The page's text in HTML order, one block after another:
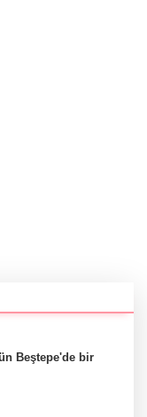
Beştepe'de bir